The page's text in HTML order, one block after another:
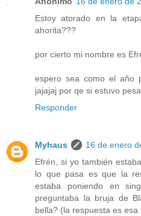
Estoy atorado en la
ahorita???
por cierto mi nombre es
espero sea como el año
jajajaj por qe si estuvo
Responder
Myhaus
16 de enero
Efrén, si yo también
lo que pasa es que la
estaba poniendo en
preguntaba la bruja de
bella? (la respuesta es esa